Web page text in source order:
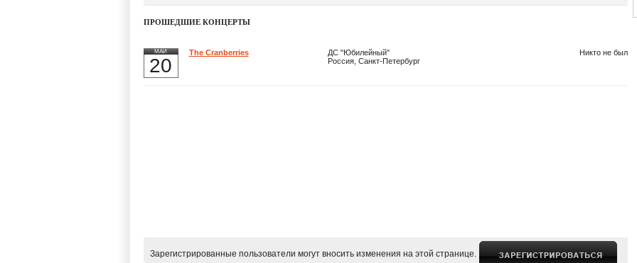
ПРОШЕДШИЕ КОНЦЕРТЫ
МАЙ
20
The Cranberries
ДС "Юбилейный"
Россия, Санкт-Петербург
Никто не был
Зарегистрированные пользователи могут вносить изменения на этой странице.